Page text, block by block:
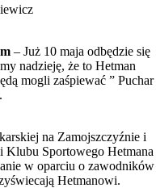
– Już 10 maja odbędzie się
nadzieję, że to Hetman
mogli zaśpiewać ” Puchar
na Zamojszczyźnie i
Klubu Sportowego Hetmana
w oparciu o zawodników
Hetmanowi.